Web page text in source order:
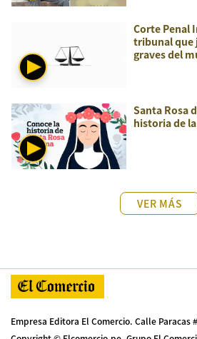
Corte Penal
tribunal que
graves del
Santa Rosa
historia de
VER MÁS
Empresa Editora El Comercio. Calle Paracas